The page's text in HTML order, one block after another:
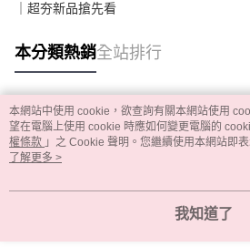
｜超夯新品搶先看
本分類熱銷全站排行
熱門標籤
本網站中使用 cookie，欲查詢有關本網站使用
望在電腦上使用 cookie 時應如何變更電腦的
權條款 」之 Cookie 聲明。您繼續使用本網站即
用條款之 Cookie 聲明使用 cookie。
了解更多 >
我知道了